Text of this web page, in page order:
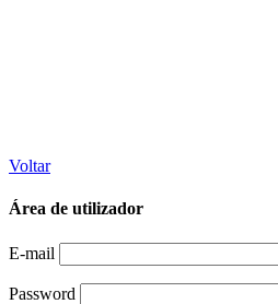
Voltar
Área de utilizador
E-mail
Password